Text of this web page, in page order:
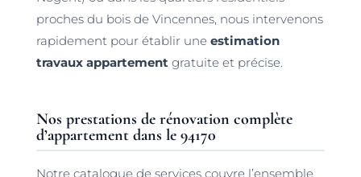
proches du bois de Vincennes, nous intervenons
rapidement pour établir une estimation
travaux appartementgratuite et précise.
Nos prestations de rénovation complète
d’appartement dans le 94170
Notre catalogue de services couvre l’ensemble